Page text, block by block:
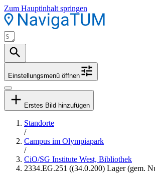
Zum Hauptinhalt springen
Einstellungsmenü öffnen
Erstes Bild hinzufügen
Standorte
/
Campus im Olympiapark
/
CiO/SG Institute West, Bibliothek
2334.EG.251 ((34.0.200) Lager (gem.